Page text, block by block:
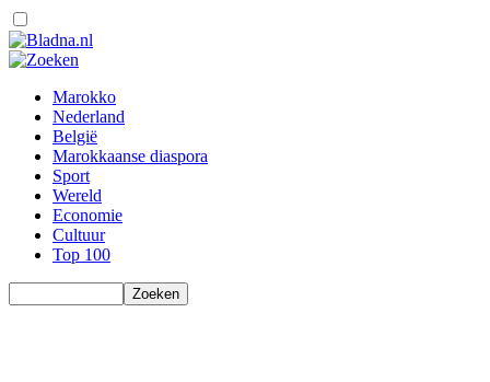
Marokko
Nederland
België
Marokkaanse diaspora
Sport
Wereld
Economie
Cultuur
Top 100